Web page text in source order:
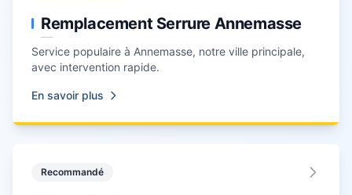
Remplacement Serrure Annemasse
Service populaire à Annemasse, notre ville principale,
avec intervention rapide.
En savoir plus
Recommandé